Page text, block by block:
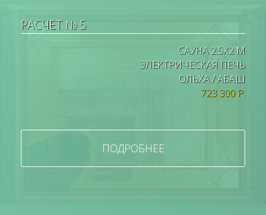
РАСЧЕТ № 5
САУНА 2.5Х2 М
ЭЛЕКТРИЧЕСКАЯ ПЕЧЬ
ОЛЬХА / АБАШ
723 300 Р.
ПОДРОБНЕЕ